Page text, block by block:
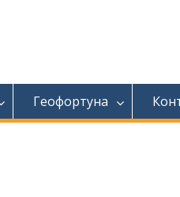
Геофортуна